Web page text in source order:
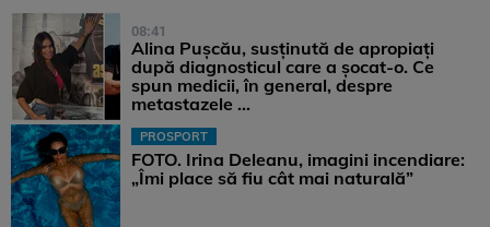
08:41
Alina Pușcău, susținută de apropiați
după diagnosticul care a șocat-o. Ce
spun medicii, în general, despre
metastazele ...
PROSPORT
FOTO. Irina Deleanu, imagini incendiare:
„Îmi place să fiu cât mai naturală”